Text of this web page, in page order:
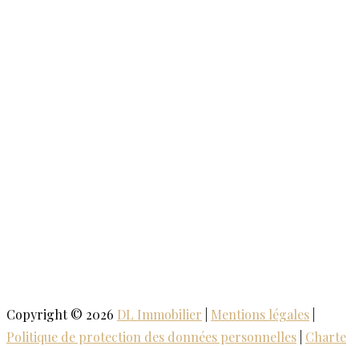
Copyright © 2026 DL Immobilier Mentions légales
Politique de protection des données personnelles Charte